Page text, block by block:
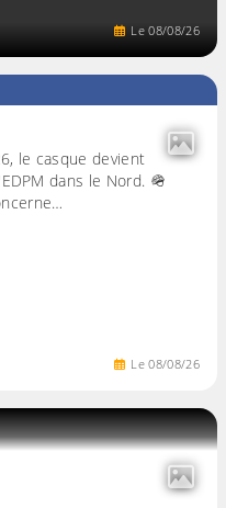
Le08/08/26
le casque devient
dans le Nord. 🪖
Le08/08/26